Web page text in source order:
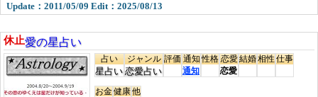
Update：2011/05/09 Edit：2025/08/13
休止愛の星占い
占い
星占い
ジャンル
恋愛占い
評価通知
通知
性格恋愛
恋愛
結婚相性仕事
お金健康他